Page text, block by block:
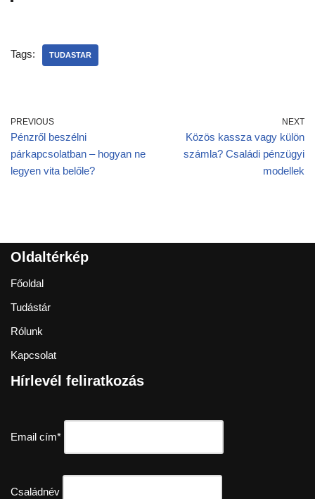
Tags: TUDASTAR
PREVIOUS
Pénzről beszélni
párkapcsolatban – hogyan ne
legyen vita belőle?
NEXT
Közös kassza vagy külön
számla? Családi pénzügyi
modellek
Oldaltérkép
Főoldal
Tudástár
Rólunk
Kapcsolat
Hírlevél feliratkozás
Email cím*
Családnév